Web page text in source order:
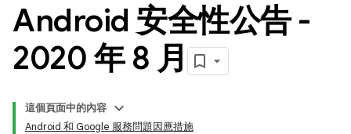
Android 安全性公告 -
2020 年 8 月
這個頁面中的內容
Android 和 Google 服務問題因應措施